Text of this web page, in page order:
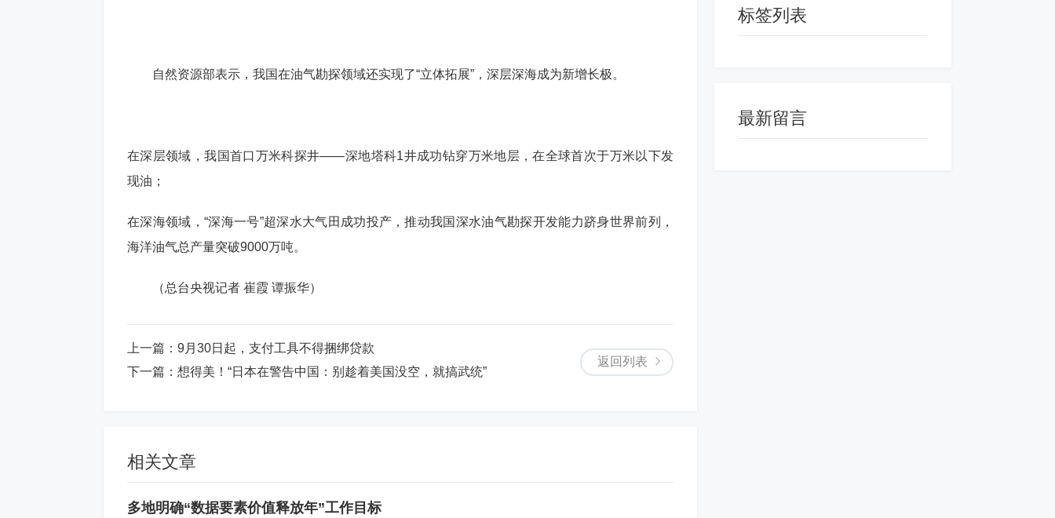
自然资源部表示，我国在油气勘探领域还实现了“立体拓展”，深层深海成为新增长极。
在深层领域，我国首口万米科探井——深地塔科1井成功钻穿万米地层，在全球首次于万米以下发
现油；
在深海领域，“深海一号”超深水大气田成功投产，推动我国深水油气勘探开发能力跻身世界前列，
海洋油气总产量突破9000万吨。
（总台央视记者 崔霞 谭振华）
返回列表
上一篇： 9月30日起，支付工具不得捆绑贷款
下一篇： 想得美！“日本在警告中国：别趁着美国没空，就搞武统”
相关文章
多地明确“数据要素价值释放年”工作目标
标签列表
最新留言